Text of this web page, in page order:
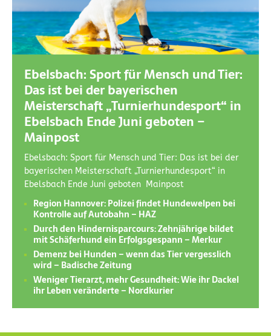
Ebelsbach: Sport für Mensch und Tier:
Das ist bei der bayerischen
Meisterschaft „Turnierhundesport“ in
Ebelsbach Ende Juni geboten –
Mainpost
Ebelsbach: Sport für Mensch und Tier: Das ist bei der
bayerischen Meisterschaft „Turnierhundesport“ in
Ebelsbach Ende Juni geboten Mainpost
Region Hannover: Polizei findet Hundewelpen bei
Kontrolle auf Autobahn – HAZ
Durch den Hindernisparcours: Zehnjährige bildet
mit Schäferhund ein Erfolgsgespann – Merkur
Demenz bei Hunden – wenn das Tier vergesslich
wird – Badische Zeitung
Weniger Tierarzt, mehr Gesundheit: Wie ihr Dackel
ihr Leben veränderte – Nordkurier